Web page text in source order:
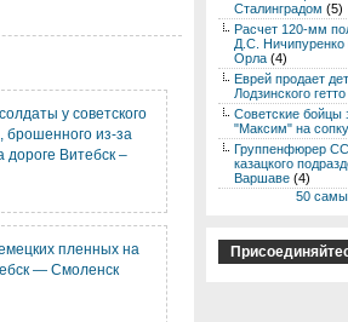
у советского
брошенного из-за
дороге Витебск –
пленных на
— Смоленск
Сталинградом (5)
Расчет 120-мм
Д.С. Ничипуренко
Орла (4)
Еврей продает
Лодзинского гетто
Советские бойцы
"Максим" на
Группенфюрер
казацкого
Варшаве (4)
50